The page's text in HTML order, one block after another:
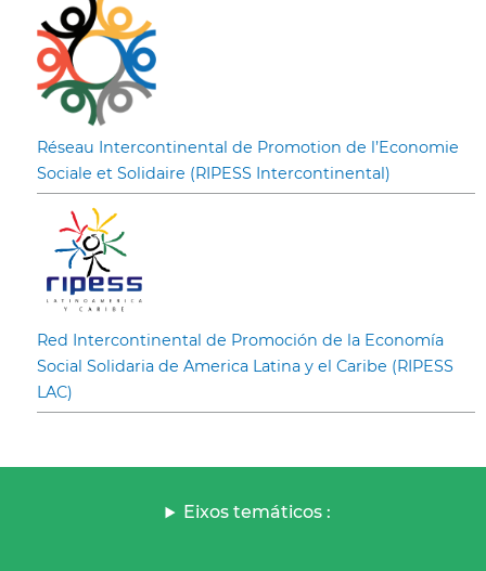
Réseau Intercontinental de Promotion de l’Economie
Sociale et Solidaire (RIPESS Intercontinental)
Red Intercontinental de Promoción de la Economía
Social Solidaria de America Latina y el Caribe (RIPESS
LAC)
Eixos temáticos :